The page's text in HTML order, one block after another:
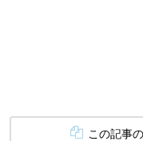
この記事